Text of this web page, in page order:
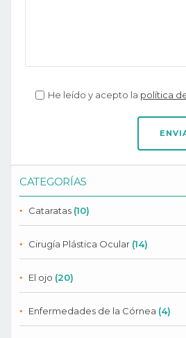
He leído y acepto la política
CATEGORÍAS
Cataratas (10)
Cirugía Plástica Ocular (14)
El ojo (20)
Enfermedades de la Córnea (4)